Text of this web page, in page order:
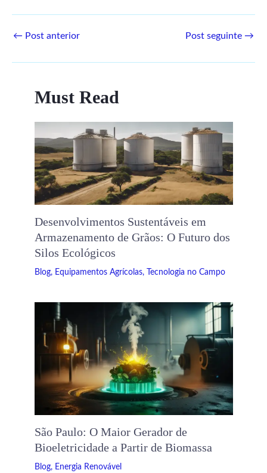
← Post anterior Post seguinte →
Must Read
Desenvolvimentos Sustentáveis ​​em
Armazenamento de Grãos: O Futuro dos
Silos Ecológicos
Blog, Equipamentos Agrícolas, Tecnologia no Campo
São Paulo: O Maior Gerador de
Bioeletricidade a Partir de Biomassa
Blog, Energia Renovável